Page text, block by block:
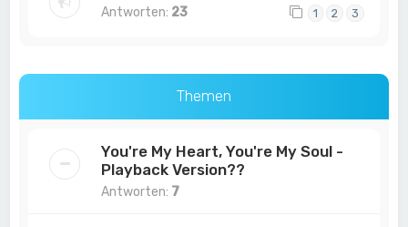
Antworten: 23 1 2 3
Themen
You're My Heart, You're My Soul -
Playback Version??
Antworten: 7